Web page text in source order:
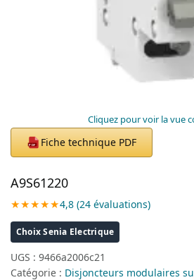
Cliquez pour voir la vue
PDF Fiche technique PDF
A9S61220
★★★★★4,8 (24 évaluations)
Choix Senia Electrique
UGS : 9466a2006c21
Catégorie : Disjoncteurs modulaires